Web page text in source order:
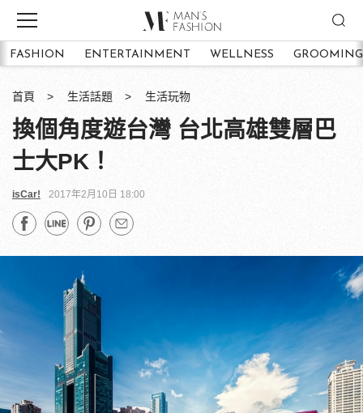
FASHION ENTERTAINMENT WELLNESS GROOMING
首頁 生活話題 生活玩物
換個角度遊台灣 台北高雄雙層巴
士大PK！
isCar! 2017年2月10日 18:00